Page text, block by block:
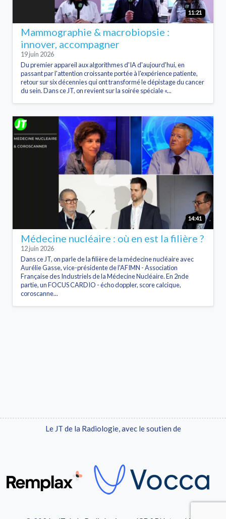
11:21
Mammographie & macrobiopsie :
innover, accompagner
19 juin 2026
Du premier appareil aux algorithmes d'IA d'aujourd'hui, en
passant par l'attention croissante portée à l'expérience patiente,
retour sur six décennies qui ont transformé le dépistage du cancer
du sein. Dans ce JT, on revient sur la soirée spéciale «...
14:41
Médecine nucléaire : où en est la filière ?
12 juin 2026
Dans ce JT, on parle de la filière de la médecine nucléaire avec
Aurélie Gasse, vice-présidente de l'AFIMN - Association
Française des Industriels de la Médecine Nucléaire. En 2nde
partie, un FOCUS CARDIO - écho doppler, score calcique,
coroscanne...
Le JT de la Radiologie, avec le soutien de